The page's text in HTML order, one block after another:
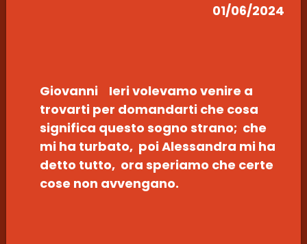
01/06/2024
Giovanni Ieri volevamo venire a
trovarti per domandarti che cosa
significa questo sogno strano; che
mi ha turbato, poi Alessandra mi ha
detto tutto, ora speriamo che certe
cose non avvengano.